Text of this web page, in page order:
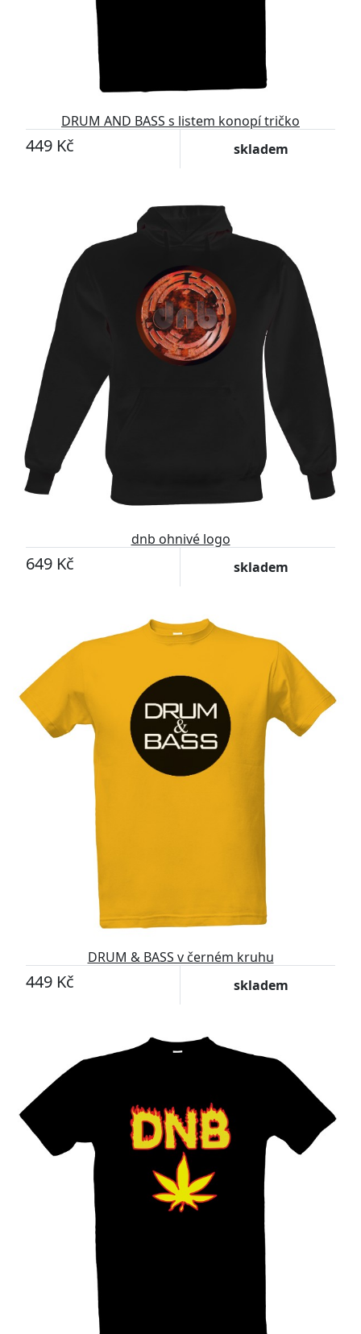
DRUM AND BASS s listem konopí tričko
449 Kč skladem
dnb ohnivé logo
649 Kč skladem
DRUM & BASS v černém kruhu
449 Kč skladem